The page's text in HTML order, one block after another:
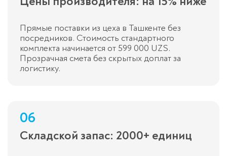
Прямые поставки из цеха в Ташкенте без
посредников. Стоимость стандартного
комплекта начинается от 599 000 UZS.
Прозрачная смета без скрытых доплат за
логистику.
06
Складской запас: 2000+ единиц